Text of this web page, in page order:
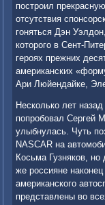
построил
отсутствия
гоняться Дэн
которого в Сент-
героях прежних
американских
Ари Люйендайке,
Несколько лет
попробовал Сергей
улыбнулась. Чуть
NASCAR на
Косьма Гузняков,
же россияне
американского
представлены во